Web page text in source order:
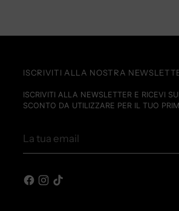
ISCRIVITI ALLA NOSTRA
ISCRIVITI ALLA NEWSLETTER E RICEVI
SCONTO DA UTILIZZARE PER IL TUO
tua